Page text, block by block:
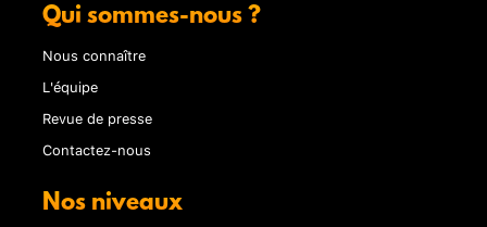
Qui sommes-nous ?
Nous connaître
L'équipe
Revue de presse
Contactez-nous
Nos niveaux